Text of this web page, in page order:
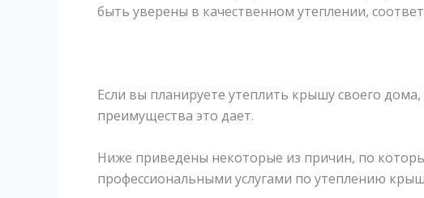
быть уверены в качественном утеплении,
Если вы планируете утеплить крышу своего
преимущества это дает.
Ниже приведены некоторые из причин, по
профессиональными услугами по утеплению